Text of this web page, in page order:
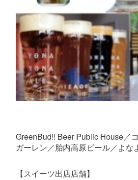
GreenBud!! Beer Public House／
ガーレン／胎内高原ビール／よ
【スイーツ出店店舗】